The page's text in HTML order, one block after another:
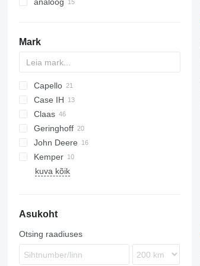
metsatõstukid
Mark
Capello
QUASAR
Case IH
1083
4408
RMX
Claas
Conspeed
Jaguar
Mega
Orbis
SL
Geringhoff
John Deere
965
Kemper
Champion
Corn Champion
kuva kõik
Asukoht
Otsing raadiuses